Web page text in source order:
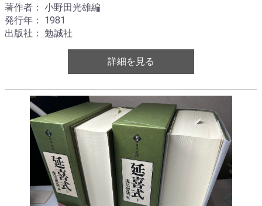
著作者： 小野田光雄編
発行年： 1981
出版社： 勉誠社
詳細を見る